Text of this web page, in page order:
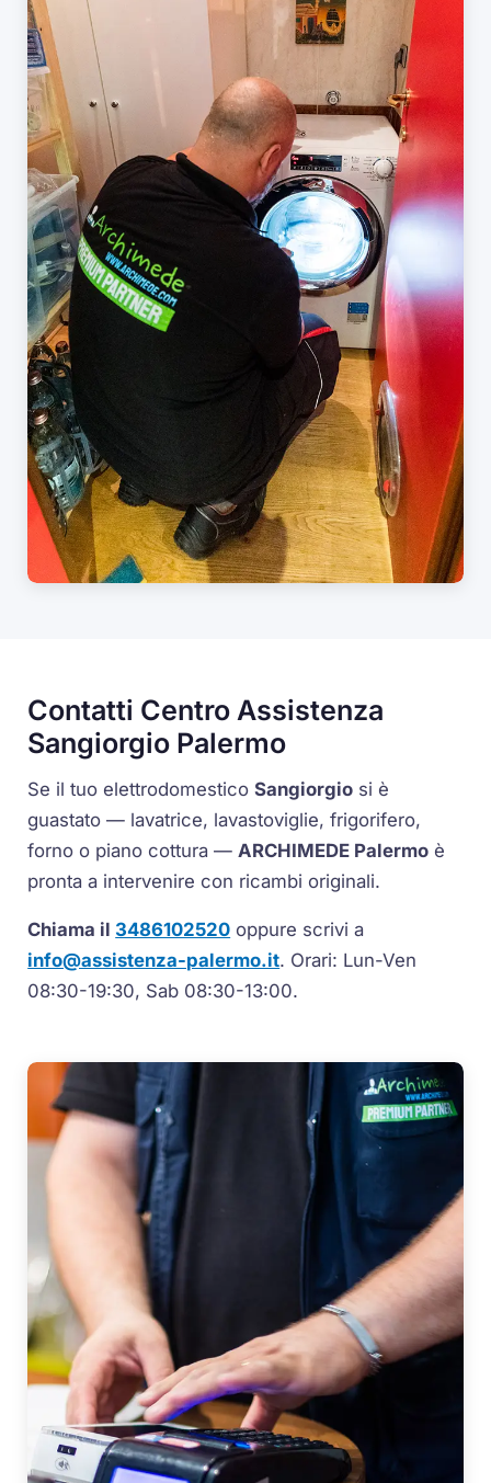
Contatti Centro Assistenza
Sangiorgio Palermo
Se il tuo elettrodomesticoSangiorgio si è
guastato — lavatrice, lavastoviglie, frigorifero,
forno o piano cottura — ARCHIMEDE Palermo è
pronta a intervenire con ricambi originali.
Chiama il 3486102520 oppure scrivi a
info@assistenza-palermo.it. Orari: Lun-Ven
08:30-19:30, Sab 08:30-13:00.